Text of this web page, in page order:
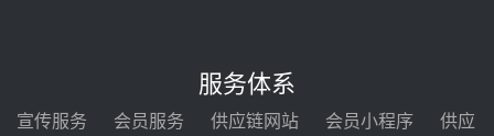
电机组灵活性改造项目三元液态盐
采购合同
服务体系
宣传服务 会员服务 供应链网站 会员小程序
供应